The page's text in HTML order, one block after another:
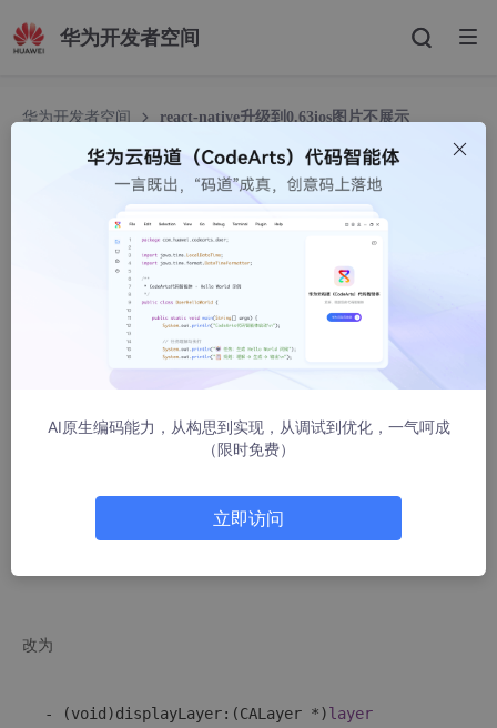
华为开发者空间
华为开发者空间 react-native升级到0.63ios图片不展示
react-native升级到0.63ios图片不展示
llayjun
350人浏览 · 2021-02-01 10:20:54
react-native/Libraries/Image/RCTUIImageViewAnimated.m
路径，打开RCTUIImageViewAnimated.m文件
- (void)displayLayer:(CALayer *)layer
layer.contentsScale = self.animatedImageScale;
.contents = (__bridge
改为
- (void)displayLayer:(CALayer *)layer
AI原生编码能力，从构思到实现，从调试到优化，一气呵成
（限时免费）
立即访问